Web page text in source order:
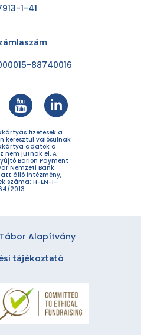
1-41
88740016
fizetések a
keresztül valósulnak
adatok a
nem jutnak el. A
Barion Payment
Nemzeti Bank
álló intézmény,
száma: H-EN-I-
2013.
Alapítvány
tájékoztató